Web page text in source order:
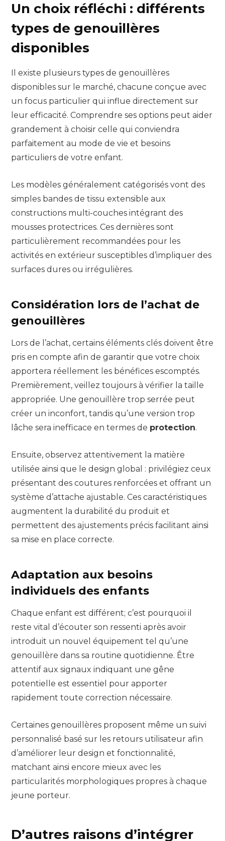
Un choix réfléchi : différents
types de genouillères
disponibles
Il existe plusieurs types de genouillères
disponibles sur le marché, chacune conçue avec
un focus particulier qui influe directement sur
leur efficacité. Comprendre ses options peut aider
grandement à choisir celle qui conviendra
parfaitement au mode de vie et besoins
particuliers de votre enfant.
Les modèles généralement catégorisés vont des
simples bandes de tissu extensible aux
constructions multi-couches intégrant des
mousses protectrices. Ces dernières sont
particulièrement recommandées pour les
activités en extérieur susceptibles d’impliquer des
surfaces dures ou irrégulières.
Considération lors de l’achat de
genouillères
Lors de l’achat, certains éléments clés doivent être
pris en compte afin de garantir que votre choix
apportera réellement les bénéfices escomptés.
Premièrement, veillez toujours à vérifier la taille
appropriée. Une genouillère trop serrée peut
créer un inconfort, tandis qu’une version trop
lâche sera inefficace en termes de protection.
Ensuite, observez attentivement la matière
utilisée ainsi que le design global : privilégiez ceux
présentant des coutures renforcées et offrant un
système d’attache ajustable. Ces caractéristiques
augmentent la durabilité du produit et
permettent des ajustements précis facilitant ainsi
sa mise en place correcte.
Adaptation aux besoins
individuels des enfants
Chaque enfant est différent; c’est pourquoi il
reste vital d’écouter son ressenti après avoir
introduit un nouvel équipement tel qu’une
genouillère dans sa routine quotidienne. Être
attentif aux signaux indiquant une gêne
potentielle est essentiel pour apporter
rapidement toute correction nécessaire.
Certaines genouillères proposent même un suivi
personnalisé basé sur les retours utilisateur afin
d’améliorer leur design et fonctionnalité,
matchant ainsi encore mieux avec les
particularités morphologiques propres à chaque
jeune porteur.
D’autres raisons d’intégrer